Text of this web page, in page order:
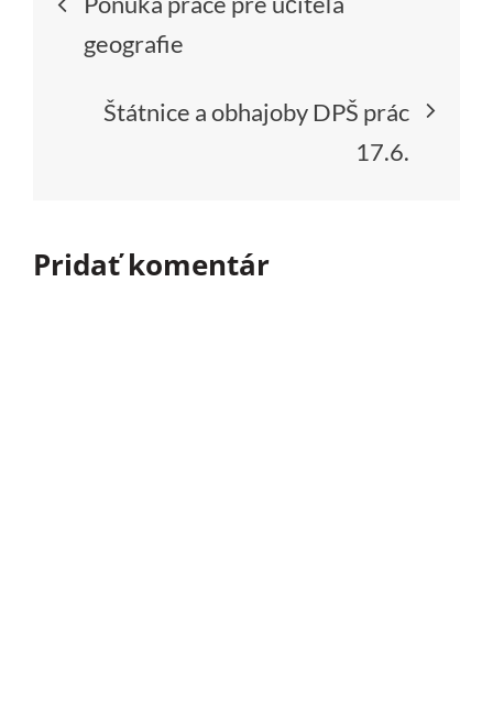
článku
geografie
Štátnice a obhajoby DPŠ prác
17.6.
Pridať komentár